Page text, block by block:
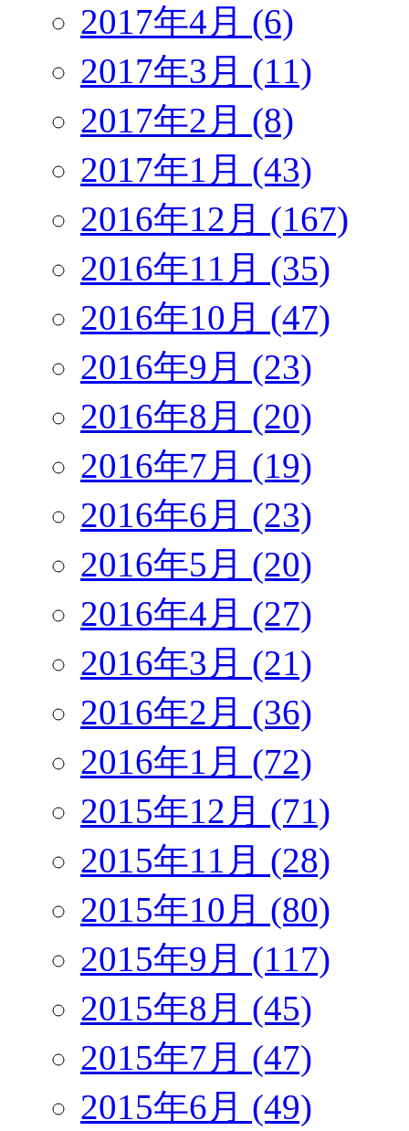
2017年4月 (6)
2017年3月 (11)
2017年2月 (8)
2017年1月 (43)
2016年12月 (167)
2016年11月 (35)
2016年10月 (47)
2016年9月 (23)
2016年8月 (20)
2016年7月 (19)
2016年6月 (23)
2016年5月 (20)
2016年4月 (27)
2016年3月 (21)
2016年2月 (36)
2016年1月 (72)
2015年12月 (71)
2015年11月 (28)
2015年10月 (80)
2015年9月 (117)
2015年8月 (45)
2015年7月 (47)
2015年6月 (49)